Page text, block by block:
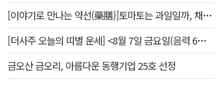
[이야기로 만나는 약선(藥膳)]토마토는 과일일까, 채소일까
[더사주 오늘의 띠별 운세] <8월 7일 금요일(음력 6월25일)>
금오산 금오리, 아름다운 동행기업 25호 선정